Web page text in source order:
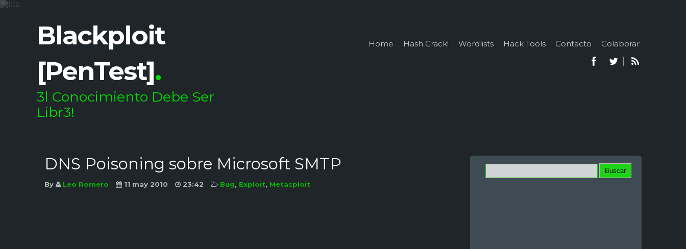
Blackploit
[PenTest].
3l Conocimiento Debe Ser
Libr3!
Home Hash Crack! Wordlists Hack Tools Contacto Colaborar
DNS Poisoning sobre Microsoft SMTP
By Leo Romero 11 may 2010 23:42 Bug, Exploit, Metasploit